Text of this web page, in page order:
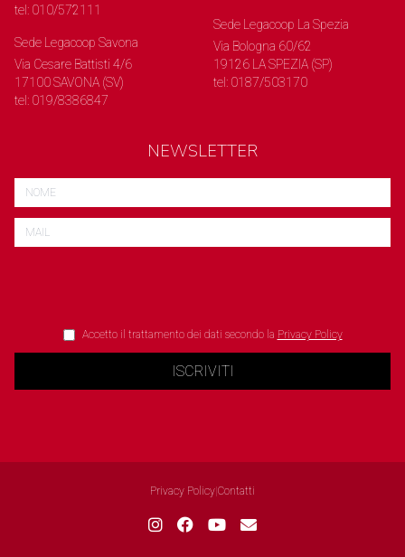
tel: 010/572111
Sede Legacoop Savona
Via Cesare Battisti 4/6
17100 SAVONA (SV)
tel: 019/8386847
Sede Legacoop La Spezia
Via Bologna 60/62
19126 LA SPEZIA (SP)
tel: 0187/503170
NEWSLETTER
Accetto il trattamento dei dati secondo la Privacy Policy
ISCRIVITI
Privacy Policy Contatti